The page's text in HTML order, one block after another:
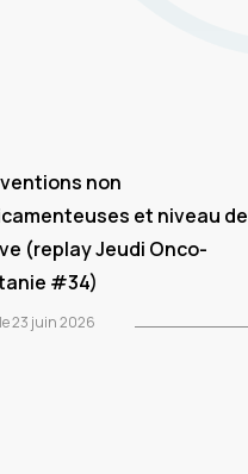
non
et niveau de
(replay Jeudi Onco-
#34)
23 juin 2026